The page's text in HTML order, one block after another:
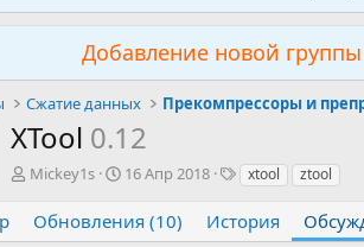
Добавление новой
Сжатие данных Прекомпрессоры и
ресурса
XTool 0.12
А
т
о
Mickey1s
Д
т
а
16 Апр 2018
Т
г
и
xtool ztool
Обновления (10) История